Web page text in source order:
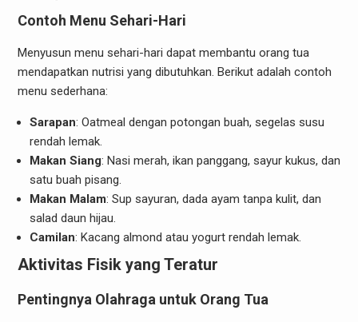
Contoh Menu Sehari-Hari
Menyusun menu sehari-hari dapat membantu orang tua
mendapatkan nutrisi yang dibutuhkan. Berikut adalah contoh
menu sederhana:
Sarapan: Oatmeal dengan potongan buah, segelas susu
rendah lemak.
Makan Siang: Nasi merah, ikan panggang, sayur kukus, dan
satu buah pisang.
Makan Malam: Sup sayuran, dada ayam tanpa kulit, dan
salad daun hijau.
Camilan: Kacang almond atau yogurt rendah lemak.
Aktivitas Fisik yang Teratur
Pentingnya Olahraga untuk Orang Tua